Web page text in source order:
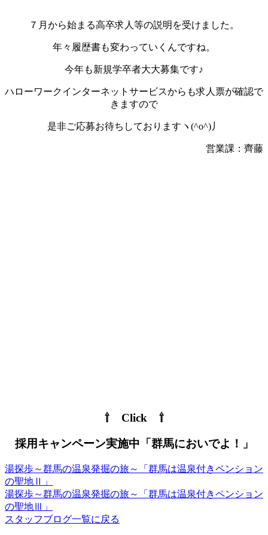
７月から始まる高卒求人等の説明を受けました。
年々履歴書も変わっていくんですね。
今年も新規学卒者大大募集です♪
ハローワークインターネットサービスからも求人票が確認で
きますので
是非ご応募お待ちしておりますヽ(^o^)丿
営業課：齊藤
⇧ Click ⇧
採用キャンペーン実施中「群馬においでよ！」
湯探歩～群馬の温泉発掘の旅～「群馬は温泉付きペンション
の聖地Ⅱ」
湯探歩～群馬の温泉発掘の旅～「群馬は温泉付きペンション
の聖地Ⅲ」
スタッフブログ一覧に戻る